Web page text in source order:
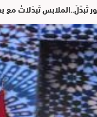
تْبَدَّلْ..الملابس تْبدْلاَتْ